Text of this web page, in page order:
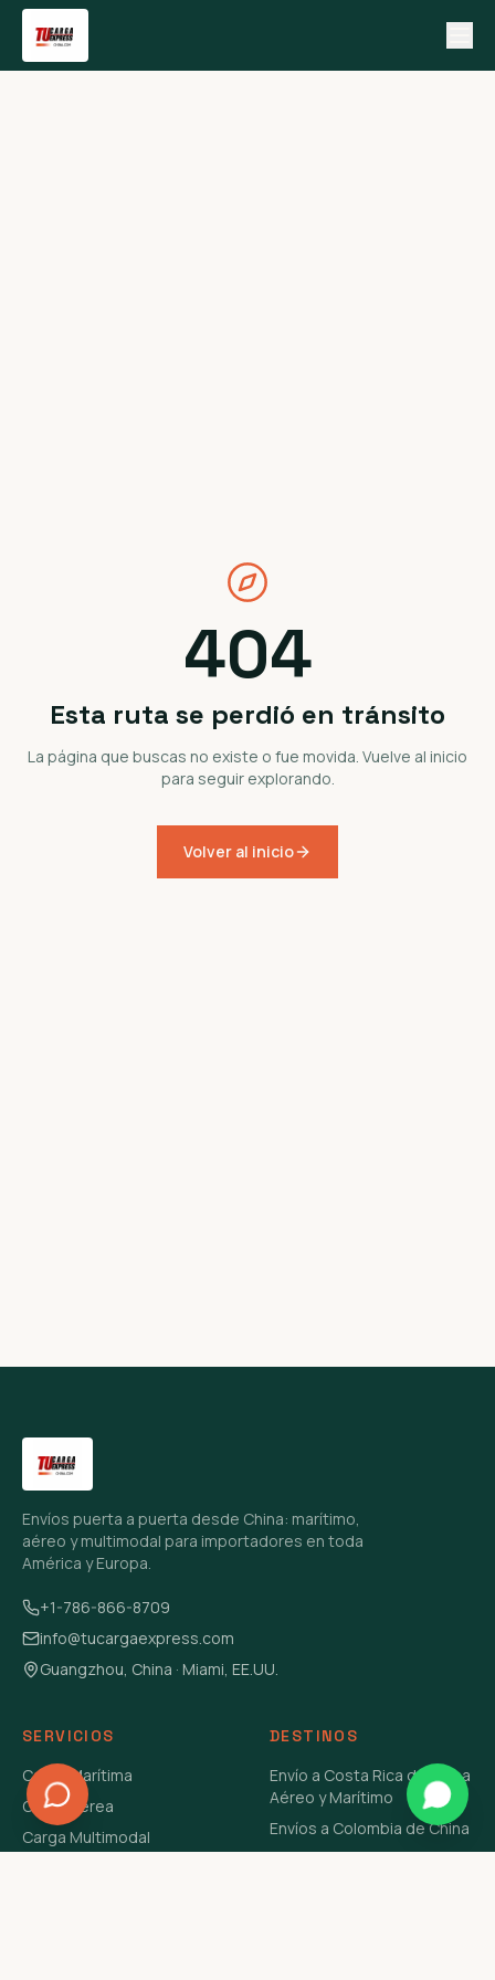
404
Esta ruta se perdió en tránsito
La página que buscas no existe o fue movida. Vuelve al inicio
para seguir explorando.
Volver al inicio
Envíos puerta a puerta desde China: marítimo,
aéreo y multimodal para importadores en toda
América y Europa.
+1-786-866-8709
info@tucargaexpress.com
Guangzhou, China · Miami, EE.UU.
SERVICIOS
Carga Marítima
Carga Aérea
Carga Multimodal
DESTINOS
Envío a Costa Rica de China
Aéreo y Marítimo
Envíos a Colombia de China